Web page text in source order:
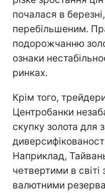
почалася в
перебільшеним.
подорожчанню
ознаки
ринках.
Крім того,
Центробанки
скупку золота для
Наприклад,
четвертими в
валютними